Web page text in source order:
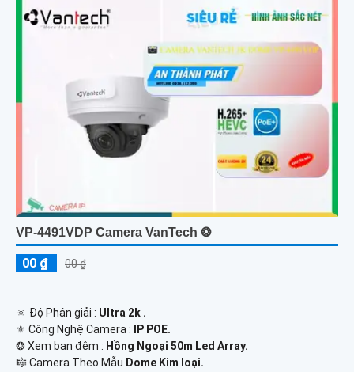
VP-4491VDP Camera VanTech ❂
00 ₫ 00 ₫
🔅 Độ Phân giải : Ultra 2k .
⚜️ Công Nghệ Camera :
IP POE.
❂ Xem ban đêm : Hồng Ngoại 50m Led Array.
🎼️ Camera Theo Mẫu Dome Kim loại.